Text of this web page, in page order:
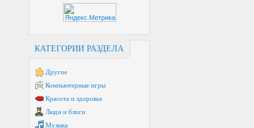
КАТЕГОРИИ РАЗДЕЛА
Другое
Компьютерные игры
Красота и здоровье
Люди и блоги
Музыка